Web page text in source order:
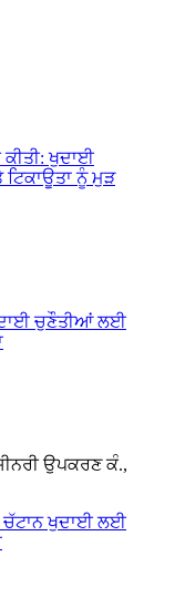
ਉਪਕਰਣ ਕੰ.,